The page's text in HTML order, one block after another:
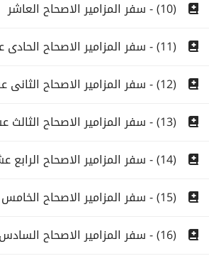
(10) - سفر المزامير الاصحاح العاشر
(11) - سفر المزامير الاصحاح الحادى عشر
(12) - سفر المزامير الاصحاح الثانى عشر
(13) - سفر المزامير الاصحاح الثالث عشر
(14) - سفر المزامير الاصحاح الرابع عشر
(15) - سفر المزامير الاصحاح الخامس عشر
(16) - سفر المزامير الاصحاح السادس عشر